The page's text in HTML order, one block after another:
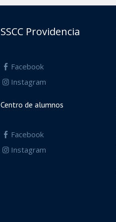
SSCC Providencia
Facebook
Instagram
Centro de alumnos
Facebook
Instagram